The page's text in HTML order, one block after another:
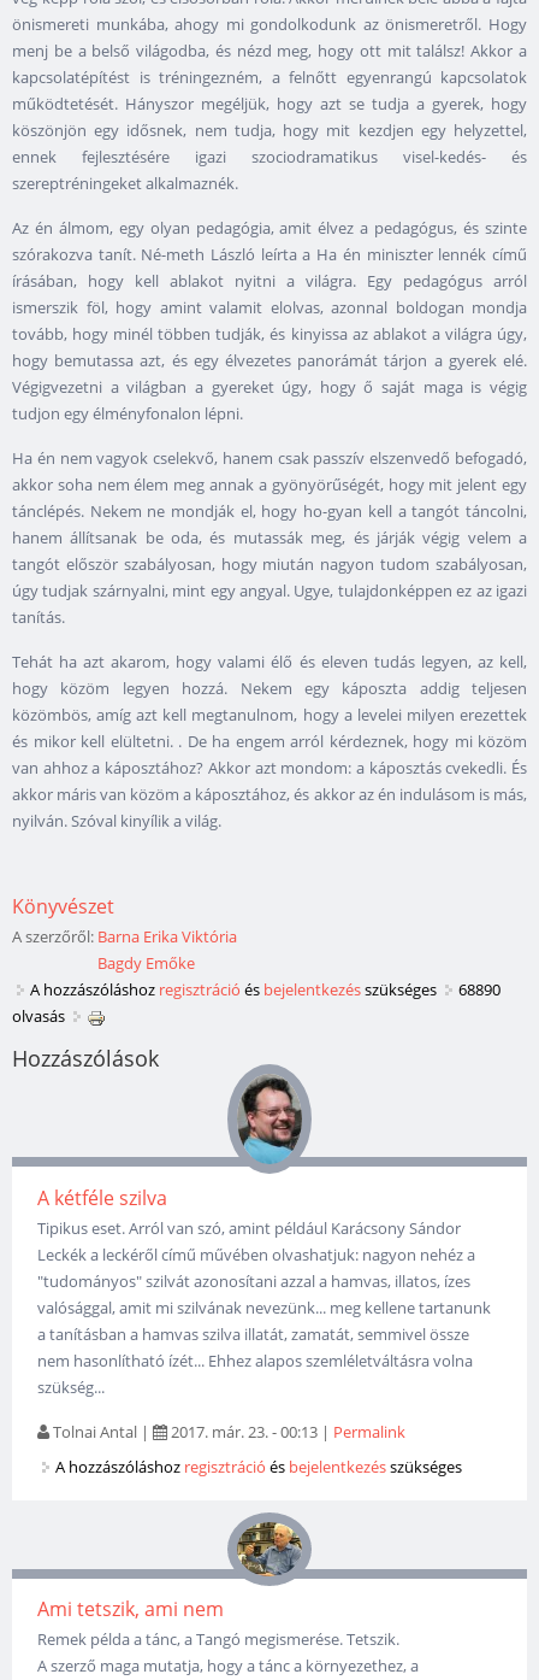
önismereti munkába, ahogy mi gondolkodunk az önismeretről. Hogy
menj be a belső világodba, és nézd meg, hogy ott mit találsz! Akkor a
kapcsolatépítést is tréningezném, a felnőtt egyenrangú kapcsolatok
működtetését. Hányszor megéljük, hogy azt se tudja a gyerek, hogy
köszönjön egy idősnek, nem tudja, hogy mit kezdjen egy helyzettel,
ennek fejlesztésére igazi szociodramatikus visel-kedés- és
szereptréningeket alkalmaznék.
Az én álmom, egy olyan pedagógia, amit élvez a pedagógus, és szinte
szórakozva tanít. Né-meth László leírta a Ha én miniszter lennék című
írásában, hogy kell ablakot nyitni a világra. Egy pedagógus arról
ismerszik föl, hogy amint valamit elolvas, azonnal boldogan mondja
tovább, hogy minél többen tudják, és kinyissa az ablakot a világra úgy,
hogy bemutassa azt, és egy élvezetes panorámát tárjon a gyerek elé.
Végigvezetni a világban a gyereket úgy, hogy ő saját maga is végig
tudjon egy élményfonalon lépni.
Ha én nem vagyok cselekvő, hanem csak passzív elszenvedő befogadó,
akkor soha nem élem meg annak a gyönyörűségét, hogy mit jelent egy
tánclépés. Nekem ne mondják el, hogy ho-gyan kell a tangót táncolni,
hanem állítsanak be oda, és mutassák meg, és járják végig velem a
tangót először szabályosan, hogy miután nagyon tudom szabályosan,
úgy tudjak szárnyalni, mint egy angyal. Ugye, tulajdonképpen ez az igazi
tanítás.
Tehát ha azt akarom, hogy valami élő és eleven tudás legyen, az kell,
hogy közöm legyen hozzá. Nekem egy káposzta addig teljesen
közömbös, amíg azt kell megtanulnom, hogy a levelei milyen erezettek
és mikor kell elültetni. . De ha engem arról kérdeznek, hogy mi közöm
van ahhoz a káposztához? Akkor azt mondom: a káposztás cvekedli. És
akkor máris van közöm a káposztához, és akkor az én indulásom is más,
nyilván. Szóval kinyílik a világ.
Könyvészet
A szerzőről: Barna Erika Viktória
Bagdy Emőke
A hozzászóláshoz regisztráció és bejelentkezésszükséges
68890
olvasás
Hozzászólások
A kétféle szilva
Tipikus eset. Arról van szó, amint például Karácsony Sándor
Leckék a leckéről című művében olvashatjuk: nagyon nehéz a
"tudományos" szilvát azonosítani azzal a hamvas, illatos, ízes
valósággal, amit mi szilvának nevezünk... meg kellene tartanunk
a tanításban a hamvas szilva illatát, zamatát, semmivel össze
nem hasonlítható ízét... Ehhez alapos szemléletváltásra volna
szükség...
Tolnai Antal | 2017. már. 23. - 00:13 | Permalink
A hozzászóláshoz regisztráció és bejelentkezésszükséges
Ami tetszik, ami nem
Remek példa a tánc, a Tangó megismerése. Tetszik.
A szerző maga mutatja, hogy a tánc a környezethez, a